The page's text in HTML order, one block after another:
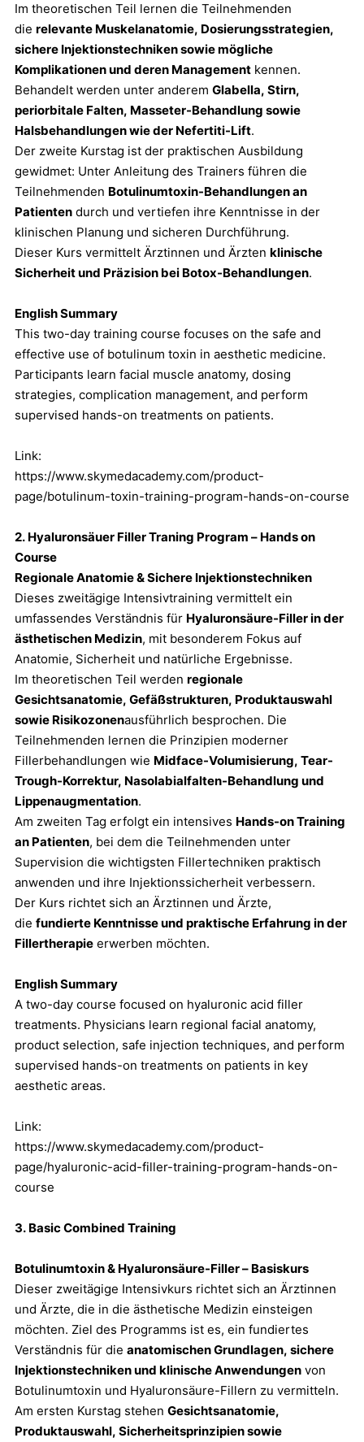
Im theoretischen Teil lernen die Teilnehmenden
die relevante Muskelanatomie, Dosierungsstrategien,
sichere Injektionstechniken sowie mögliche
Komplikationen und deren Management kennen.
Behandelt werden unter anderem Glabella, Stirn,
periorbitale Falten, Masseter-Behandlung sowie
Halsbehandlungen wie der Nefertiti-Lift.
Der zweite Kurstag ist der praktischen Ausbildung
gewidmet: Unter Anleitung des Trainers führen die
Teilnehmenden Botulinumtoxin-Behandlungen an
Patienten durch und vertiefen ihre Kenntnisse in der
klinischen Planung und sicheren Durchführung.
Dieser Kurs vermittelt Ärztinnen und Ärzten klinische
Sicherheit und Präzision bei Botox-Behandlungen.
English Summary
This two-day training course focuses on the safe and
effective use of botulinum toxin in aesthetic medicine.
Participants learn facial muscle anatomy, dosing
strategies, complication management, and perform
supervised hands-on treatments on patients.
Link:
https://www.skymedacademy.com/product-
page/botulinum-toxin-training-program-hands-on-course
2. Hyaluronsäuer Filler Traning Program – Hands on
Course
Regionale Anatomie & Sichere Injektionstechniken
Dieses zweitägige Intensivtraining vermittelt ein
umfassendes Verständnis für Hyaluronsäure-Filler in der
ästhetischen Medizin, mit besonderem Fokus auf
Anatomie, Sicherheit und natürliche Ergebnisse.
Im theoretischen Teil werden regionale
Gesichtsanatomie, Gefäßstrukturen, Produktauswahl
sowie Risikozonenausführlich besprochen. Die
Teilnehmenden lernen die Prinzipien moderner
Fillerbehandlungen wie Midface-Volumisierung, Tear-
Trough-Korrektur, Nasolabialfalten-Behandlung und
Lippenaugmentation.
Am zweiten Tag erfolgt ein intensives Hands-on Training
an Patienten, bei dem die Teilnehmenden unter
Supervision die wichtigsten Fillertechniken praktisch
anwenden und ihre Injektionssicherheit verbessern.
Der Kurs richtet sich an Ärztinnen und Ärzte,
die fundierte Kenntnisse und praktische Erfahrung in der
Fillertherapie erwerben möchten.
English Summary
A two-day course focused on hyaluronic acid filler
treatments. Physicians learn regional facial anatomy,
product selection, safe injection techniques, and perform
supervised hands-on treatments on patients in key
aesthetic areas.
Link:
https://www.skymedacademy.com/product-
page/hyaluronic-acid-filler-training-program-hands-on-
course
3. Basic Combined Training
Botulinumtoxin & Hyaluronsäure-Filler – Basiskurs
Dieser zweitägige Intensivkurs richtet sich an Ärztinnen
und Ärzte, die in die ästhetische Medizin einsteigen
möchten. Ziel des Programms ist es, ein fundiertes
Verständnis für die anatomischen Grundlagen, sichere
Injektionstechniken und klinische Anwendungen von
Botulinumtoxin und Hyaluronsäure-Fillern zu vermitteln.
Am ersten Kurstag stehen Gesichtsanatomie,
Produktauswahl, Sicherheitsprinzipien sowie